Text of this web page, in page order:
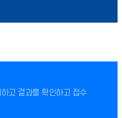
고 결과를 확인하고 접수